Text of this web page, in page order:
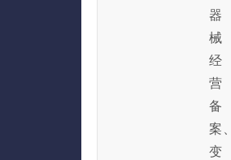
器
械
经
营
备
案、
变